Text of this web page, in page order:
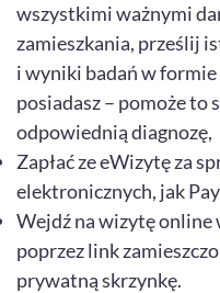
wszystkimi ważnymi
zamieszkania, prześlij
i wyniki badań w
posiadasz – pomoże to
odpowiednią diagnozę,
Zapłać ze eWizytę za
elektronicznych, jak
Wejdź na wizytę
poprzez link
prywatną skrzynkę.